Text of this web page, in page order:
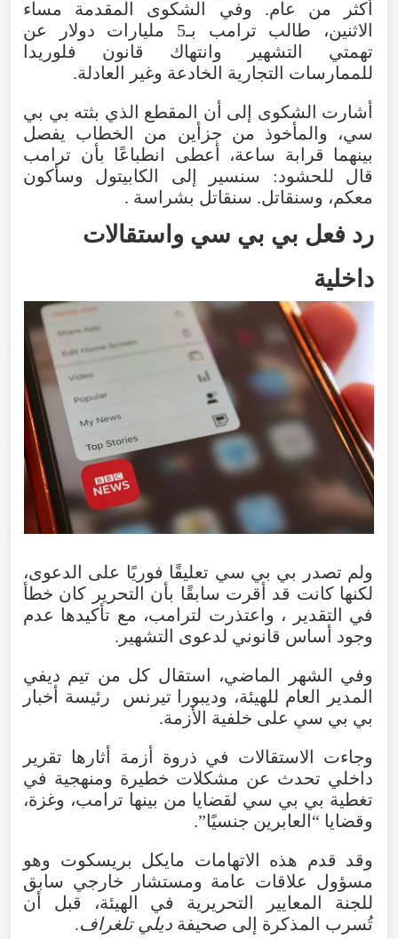
أكثر من عام. وفي الشكوى المقدمة مساء
الاثنين، طالب ترامب بـ5 مليارات دولار عن
تهمتي التشهير وانتهاك قانون فلوريدا
للممارسات التجارية الخادعة وغير العادلة.
أشارت الشكوى إلى أن المقطع الذي بثته بي بي
سي، والمأخوذ من جزأين من الخطاب يفصل
بينهما قرابة ساعة، أعطى انطباعًا بأن ترامب
قال للحشود: سنسير إلى الكابيتول وسأكون
معكم، وسنقاتل. سنقاتل بشراسة .
رد فعل بي بي سي واستقالات
داخلية
ولم تصدر بي بي سي تعليقًا فوريًا على الدعوى،
لكنها كانت قد أقرت سابقًا بأن التحرير كان خطأ
في التقدير ، واعتذرت لترامب، مع تأكيدها عدم
وجود أساس قانوني لدعوى التشهير.
وفي الشهر الماضي، استقال كل من تيم ديفي
المدير العام للهيئة، وديبورا تيرنس رئيسة أخبار
بي بي سي على خلفية الأزمة.
وجاءت الاستقالات في ذروة أزمة أثارها تقرير
داخلي تحدث عن مشكلات خطيرة ومنهجية في
تغطية بي بي سي لقضايا من بينها ترامب، وغزة،
وقضايا “العابرين جنسيًا”.
وقد قدم هذه الاتهامات مايكل بريسكوت وهو
مسؤول علاقات عامة ومستشار خارجي سابق
للجنة المعايير التحريرية في الهيئة، قبل أن
تُسرب المذكرة إلى صحيفة ديلي تلغراف.